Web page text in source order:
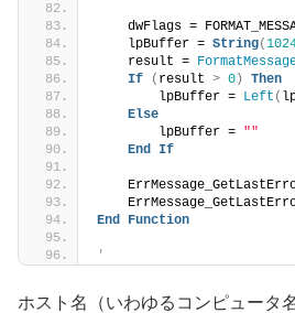
dwFlags =
    lpBuffer =
String(
    result =
If
( result > 0)
Then
        lpBuffer =
Left (
Else
        lpBuffer =
""
End
If
End
Function
'
ホスト名（いわゆるコンピュータ